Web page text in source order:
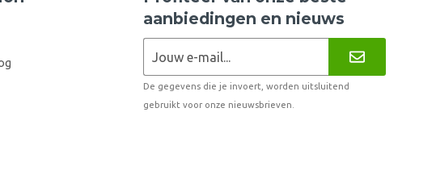
aanbiedingen en nieuws
De gegevens die je invoert, worden uitsluitend
gebruikt voor onze nieuwsbrieven.